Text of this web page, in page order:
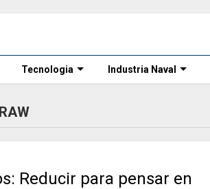
Tecnologia Industria Naval
Reducir para pensar en